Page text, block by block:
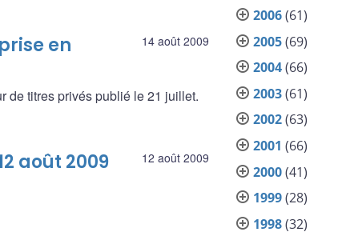
14 août 2009
en
de titres privés publié le 21 juillet.
12 août 2009
août 2009
2006(61)
2005(69)
2004(66)
2003(61)
2002(63)
2001 (66)
2000(41)
1999(28)
1998(32)